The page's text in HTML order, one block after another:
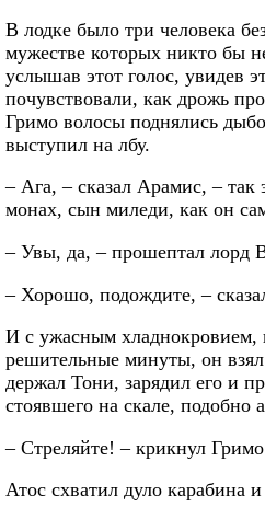
В лодке было три человека
мужестве которых никто бы
услышав этот голос, увидев
почувствовали, как дрожь
Гримо волосы поднялись
выступил на лбу.
– Ага, – сказал Арамис, – так
монах, сын миледи, как он
– Увы, да, – прошептал лорд
– Хорошо, подождите, –
И с ужасным хладнокровием,
решительные минуты, он
держал Тони, зарядил его и
стоявшего на скале, подобно
– Стреляйте! – крикнул
Атос схватил дуло карабина